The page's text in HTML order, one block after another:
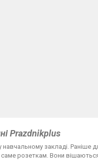
Рrazdnikplus
закладі. Раніше
саме розеткам. Вони